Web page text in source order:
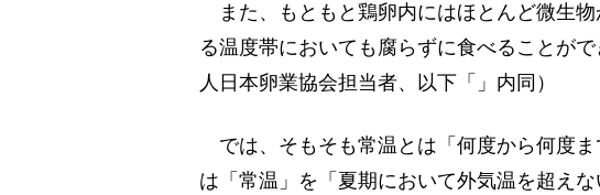
また、もともと鶏卵内にはほとんど微生
る温度帯においても腐らずに食べることが
人日本卵業協会担当者、以下「」内同）
では、そもそも常温とは「何度から何度
は「常温」を「夏期において外気温を超え